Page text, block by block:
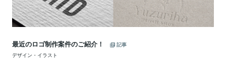
最近のロゴ制作案件のご紹介！
記事
デザイン・イラスト